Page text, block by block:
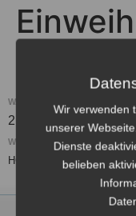
WANN:
21. August 2021
WO:
HCV Vereinsheim Homburg
Wir verwenden
unserer
Dienste
belieben